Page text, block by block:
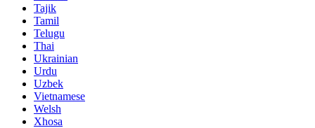
Tajik
Tamil
Telugu
Thai
Ukrainian
Urdu
Uzbek
Vietnamese
Welsh
Xhosa